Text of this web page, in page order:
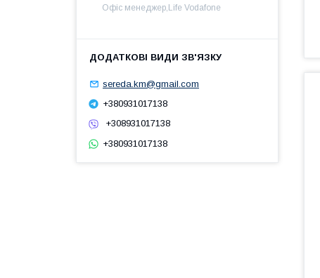
Офіс менеджер,Life Vodafone
sereda.km@gmail.com
+380931017138
+308931017138
+380931017138